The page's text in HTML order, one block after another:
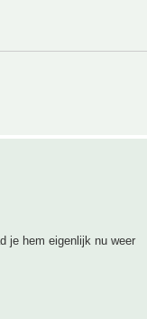
je hem eigenlijk nu weer